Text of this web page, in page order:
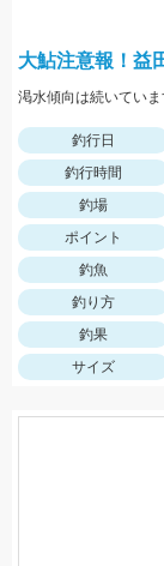
大鮎注意報！益
釣行日
釣行時間
釣場
ポイント
釣魚
釣り方
釣果
サイズ